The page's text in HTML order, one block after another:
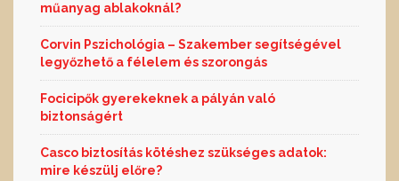
műanyag ablakoknál?
Corvin Pszichológia – Szakember segítségével
legyőzhető a félelem és szorongás
Focicipők gyerekeknek a pályán való
biztonságért
Casco biztosítás kötéshez szükséges adatok:
mire készülj előre?